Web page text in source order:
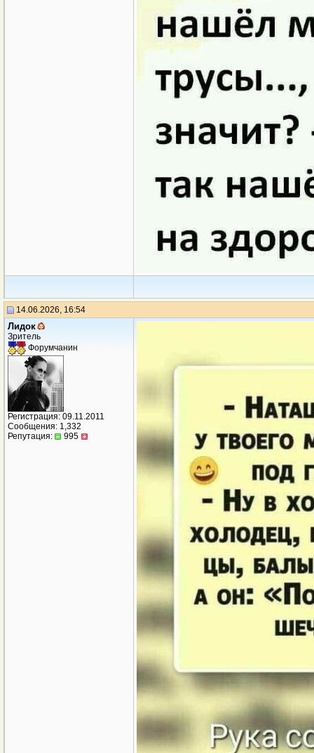
14.06.2026, 16:54
Лидок
Зритель
Форумчанин
Регистрация: 09.11.2011
Сообщения: 1,332
Репутация:
995